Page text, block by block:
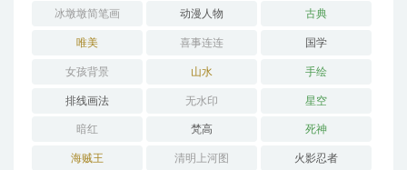
冰墩墩简笔画 动漫人物 古典
唯美 喜事连连 国学
女孩背景 山水 手绘
排线画法 无水印 星空
暗红 梵高 死神
海贼王 清明上河图 火影忍者